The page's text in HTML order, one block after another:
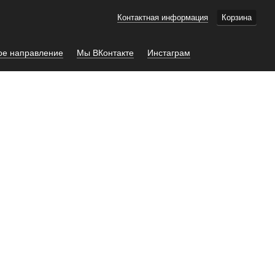
Контактная информация Корзина
направление Мы ВКонтакте Инстаграм